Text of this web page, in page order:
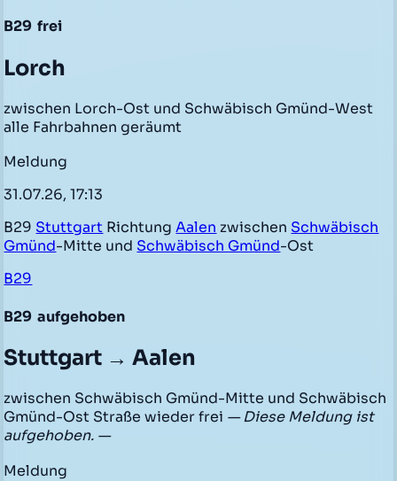
B29 frei
Lorch
zwischen Lorch-Ost und Schwäbisch Gmünd-West
alle Fahrbahnen geräumt
Meldung
31.07.26, 17:13
B29 Stuttgart RichtungAalen zwischen Schwäbisch
Gmünd-Mitte und Schwäbisch Gmünd-Ost
B29
B29 aufgehoben
Stuttgart → Aalen
zwischen Schwäbisch Gmünd-Mitte und Schwäbisch
Gmünd-Ost Straße wieder frei — Diese Meldung ist
aufgehoben. —
Meldung